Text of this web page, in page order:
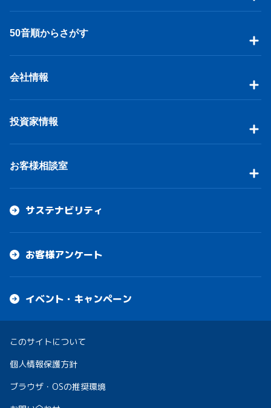
50音順からさがす
会社情報
投資家情報
お客様相談室
サステナビリティ
お客様アンケート
イベント・キャンペーン
このサイトについて
個人情報保護方針
ブラウザ・OSの推奨環境